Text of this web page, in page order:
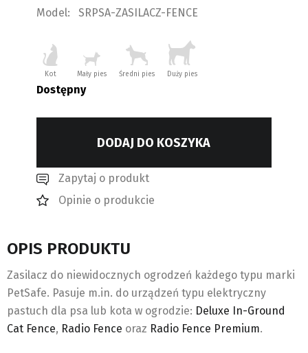
Model: SRPSA-ZASILACZ-FENCE
Kot Mały pies Średni pies Duży pies
Dostępny
DODAJ DO KOSZYKA
Zapytaj o produkt
Opinie o produkcie
OPIS PRODUKTU
Zasilacz do niewidocznych ogrodzeń każdego typu marki
PetSafe. Pasuje m.in. do urządzeń typu elektryczny
pastuch dla psa lub kota w ogrodzie: Deluxe In-Ground
Cat Fence, Radio Fence oraz Radio Fence Premium.